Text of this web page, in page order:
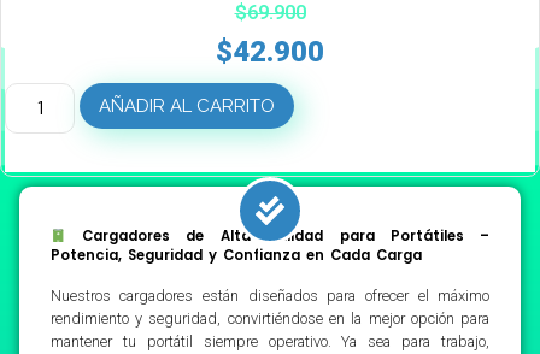
$69.900
$42.900
AÑADIR AL CARRITO
Cargadores de Alta Calidad para Portátiles –
Potencia, Seguridad y Confianza en Cada Carga
Nuestros cargadores están diseñados para ofrecer el máximo
rendimiento y seguridad, convirtiéndose en la mejor opción para
mantener tu portátil siempre operativo. Ya sea para trabajo,